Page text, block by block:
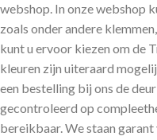
webshop. In onze webshop
zoals onder andere
kunt u ervoor kiezen om de
kleuren zijn uiteraard
een bestelling bij ons de
gecontroleerd op
bereikbaar. We staan